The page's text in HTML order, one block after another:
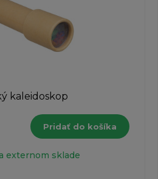
kaleidoskop
Pridať do košíka
externom sklade